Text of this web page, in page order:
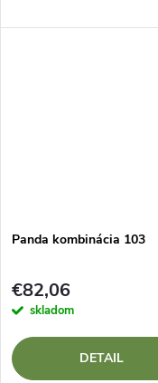
Panda kombinácia 103
€82,06
skladom
DETAIL